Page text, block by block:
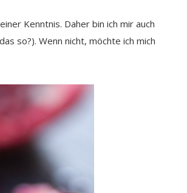
Kenntnis. Daher bin ich mir auch
so?). Wenn nicht, möchte ich mich